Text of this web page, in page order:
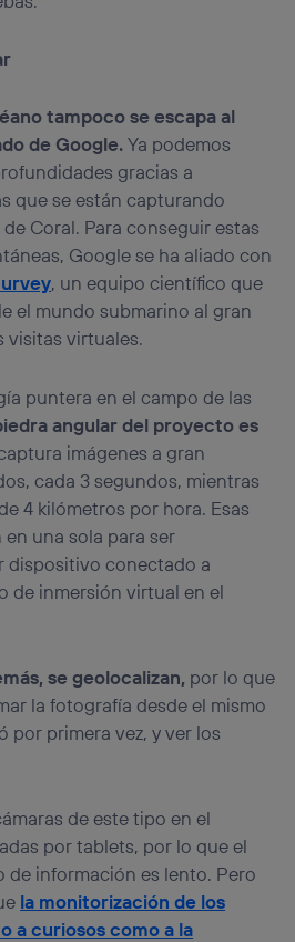
tampoco se escapa al
de Google.Ya podemos
gracias a
que se están capturando
Coral. Para conseguir estas
Google se ha aliado con
, un equipo científico que
el mundo submarino al gran
visitas virtuales.
puntera en el campo de las
angular del proyecto es
imágenes a gran
cada 3 segundos, mientras
4 kilómetros por hora. Esas
una sola para ser
dispositivo conectado a
de inmersión virtual en el
se geolocalizan, por lo que
la fotografía desde el mismo
por primera vez, y ver los
de este tipo en el
por tablets, por lo que el
de información es lento. Pero
la monitorización de los
a curiosos como a la